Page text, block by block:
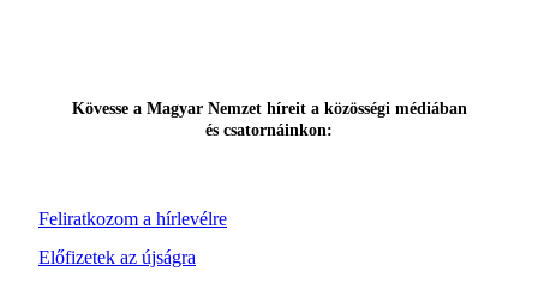
Feliratkozom a hírlevélre
Kövesse a Magyar Nemzet híreit a közösségi médiában
és csatornáinkon:
Előfizetek az újságra